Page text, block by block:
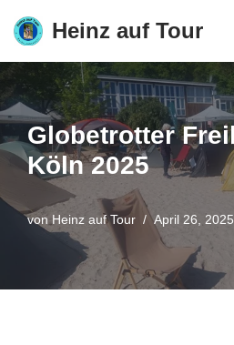
Zum
Inhalt
springen
Heinz auf Tour
Globetrotter
Köln 2025
von Heinz auf Tour April 26, 2025